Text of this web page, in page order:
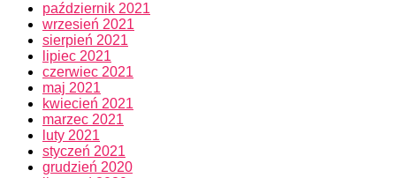
październik 2021
wrzesień 2021
sierpień 2021
lipiec 2021
czerwiec 2021
maj 2021
kwiecień 2021
marzec 2021
luty 2021
styczeń 2021
grudzień 2020